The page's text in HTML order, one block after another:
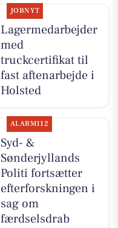
JOBNYT
Lagermedarbejder
med
truckcertifikat til
fast aftenarbejde i
Holsted
ALARM112
Syd- &
Sønderjyllands
Politi fortsætter
efterforskningen i
sag om
færdselsdrab